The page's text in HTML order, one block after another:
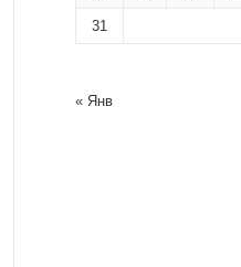
31
« Янв